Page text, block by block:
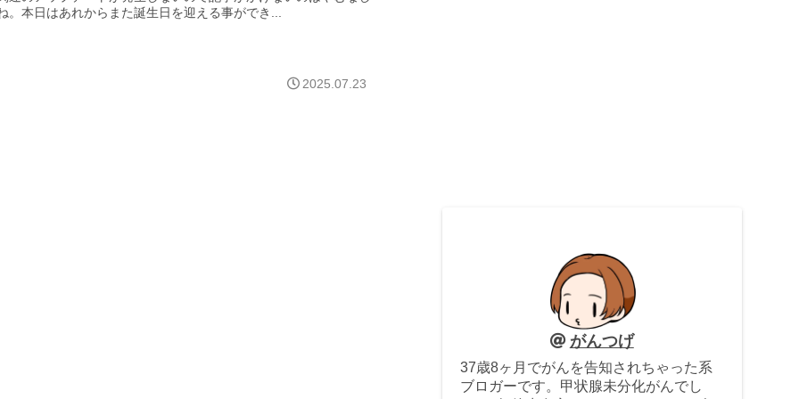
。本日はあれからまた誕生日を迎える事ができ...
2025.07.23
がんつげ
37歳8ヶ月でがんを告知されちゃった系
ブロガーです。甲状腺未分化がんでし